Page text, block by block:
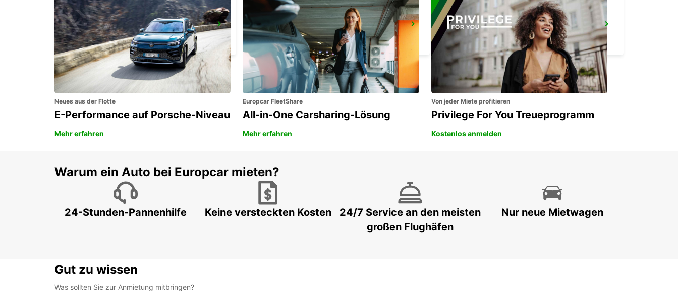
GEELONG STADTZENTRUM
GEELONG - AUSTRALIA
MELBOURNE HOPPERS CROSSING
HOPPERS CROSSING - AUSTRALIA
MELBOURNE FLUGHAFEN
MELBOURNE - AUSTRALIA
Neues aus der Flotte
E-Performance auf Porsche-Niveau
Mehr erfahren
Europcar FleetShare
All-in-One Carsharing-Lösung
Mehr erfahren
Von jeder Miete profitieren
Privilege For You Treueprogramm
Kostenlos anmelden
Warum ein Auto bei Europcar mieten?
24-Stunden-Pannenhilfe Keine versteckten Kosten
24/7 Service an den meisten
großen Flughäfen
Nur neue Mietwagen
Gut zu wissen
Was sollten Sie zur Anmietung mitbringen?